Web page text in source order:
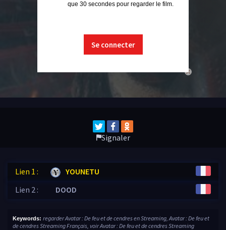
close
que 30 secondes pour regarder le film.
Se connecter
Signaler
Lien 1 :
YOUNETU
Lien 2 :
DOOD
Keywords: regarder Avatar : De feu et de cendres en Streaming, Avatar : De feu et
de cendres Streaming Français, voir Avatar : De feu et de cendres Streaming